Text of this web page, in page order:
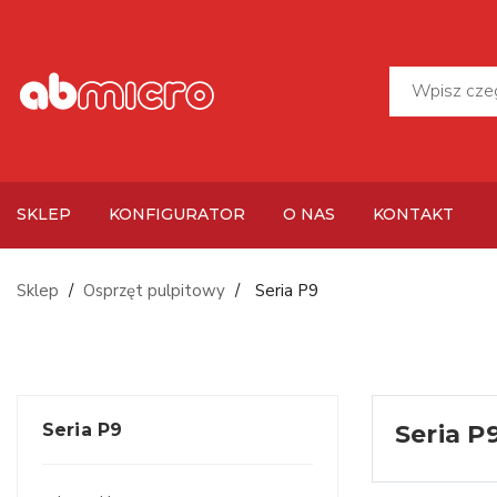
SKLEP KONFIGURATOR O NAS KONTAKT
Sklep Osprzęt pulpitowy Seria P9
Seria P9 Seria